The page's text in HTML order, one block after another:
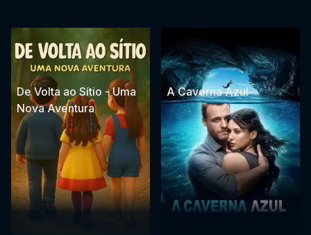
De Volta ao Sítio - Uma
Nova Aventura
A Caverna Azul